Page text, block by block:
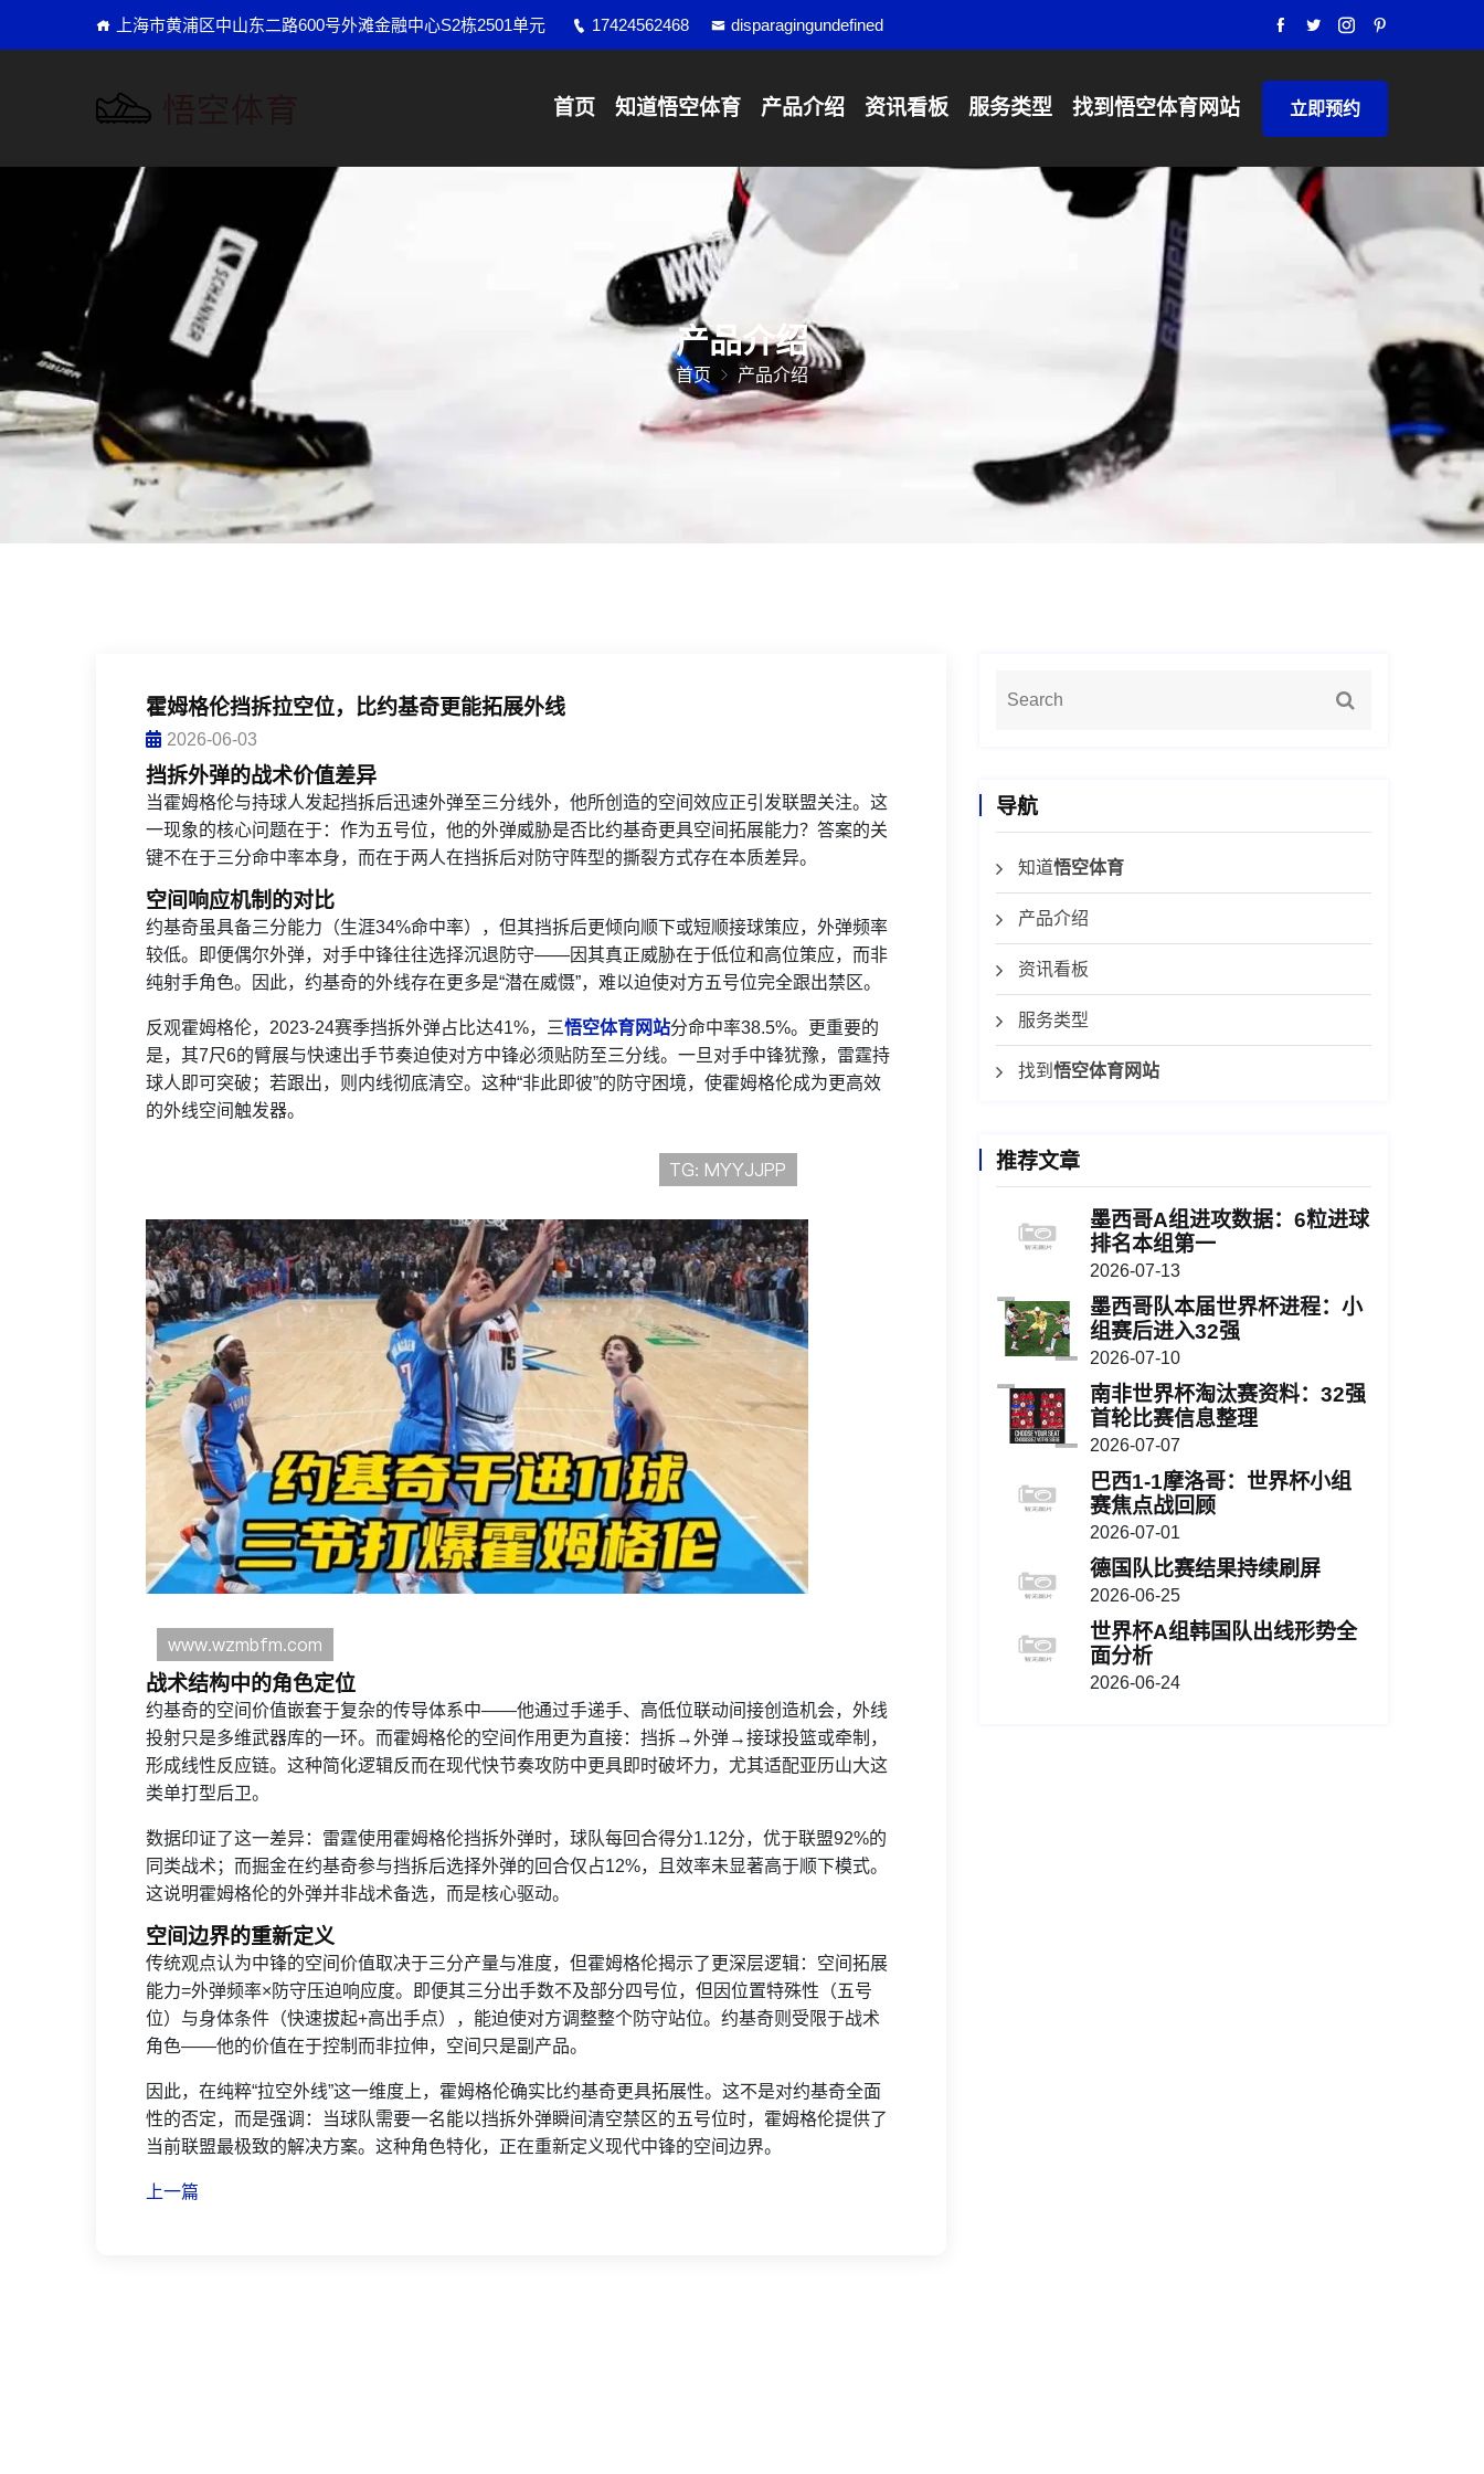
上海市黄浦区中山东二路600号外滩金融中心S2栋2501单元 17424562468 disparagingundefined
首页 知道悟空体育 产品介绍 资讯看板 服务类型 找到悟空体育网站 立即预约
产品介绍
首页 产品介绍
霍姆格伦挡拆拉空位，比约基奇更能拓展外线
2026-06-03
挡拆外弹的战术价值差异
当霍姆格伦与持球人发起挡拆后迅速外弹至三分线外，他所创造的空间效应正引发联盟关注。这
一现象的核心问题在于：作为五号位，他的外弹威胁是否比约基奇更具空间拓展能力？答案的关
键不在于三分命中率本身，而在于两人在挡拆后对防守阵型的撕裂方式存在本质差异。
空间响应机制的对比
约基奇虽具备三分能力（生涯34%命中率），但其挡拆后更倾向顺下或短顺接球策应，外弹频率
较低。即便偶尔外弹，对手中锋往往选择沉退防守——因其真正威胁在于低位和高位策应，而非
纯射手角色。因此，约基奇的外线存在更多是“潜在威慑”，难以迫使对方五号位完全跟出禁区。
反观霍姆格伦，2023-24赛季挡拆外弹占比达41%，三悟空体育网站分命中率38.5%。更重要的
是，其7尺6的臂展与快速出手节奏迫使对方中锋必须贴防至三分线。一旦对手中锋犹豫，雷霆持
球人即可突破；若跟出，则内线彻底清空。这种“非此即彼”的防守困境，使霍姆格伦成为更高效
的外线空间触发器。
战术结构中的角色定位
约基奇的空间价值嵌套于复杂的传导体系中——他通过手递手、高低位联动间接创造机会，外线
投射只是多维武器库的一环。而霍姆格伦的空间作用更为直接：挡拆→外弹→接球投篮或牵制，
形成线性反应链。这种简化逻辑反而在现代快节奏攻防中更具即时破坏力，尤其适配亚历山大这
类单打型后卫。
数据印证了这一差异：雷霆使用霍姆格伦挡拆外弹时，球队每回合得分1.12分，优于联盟92%的
同类战术；而掘金在约基奇参与挡拆后选择外弹的回合仅占12%，且效率未显著高于顺下模式。
这说明霍姆格伦的外弹并非战术备选，而是核心驱动。
空间边界的重新定义
传统观点认为中锋的空间价值取决于三分产量与准度，但霍姆格伦揭示了更深层逻辑：空间拓展
能力=外弹频率×防守压迫响应度。即便其三分出手数不及部分四号位，但因位置特殊性（五号
位）与身体条件（快速拔起+高出手点），能迫使对方调整整个防守站位。约基奇则受限于战术
角色——他的价值在于控制而非拉伸，空间只是副产品。
因此，在纯粹“拉空外线”这一维度上，霍姆格伦确实比约基奇更具拓展性。这不是对约基奇全面
性的否定，而是强调：当球队需要一名能以挡拆外弹瞬间清空禁区的五号位时，霍姆格伦提供了
当前联盟最极致的解决方案。这种角色特化，正在重新定义现代中锋的空间边界。
上一篇
导航
知道悟空体育
产品介绍
资讯看板
服务类型
找到 悟空体育网站
推荐文章
墨西哥A组进攻数据：6粒进球
排名本组第一
2026-07-13
墨西哥队本届世界杯进程：小
组赛后进入32强
2026-07-10
南非世界杯淘汰赛资料：32强
首轮比赛信息整理
2026-07-07
巴西1-1摩洛哥：世界杯小组
赛焦点战回顾
2026-07-01
德国队比赛结果持续刷屏
2026-06-25
世界杯A组韩国队出线形势全
面分析
2026-06-24